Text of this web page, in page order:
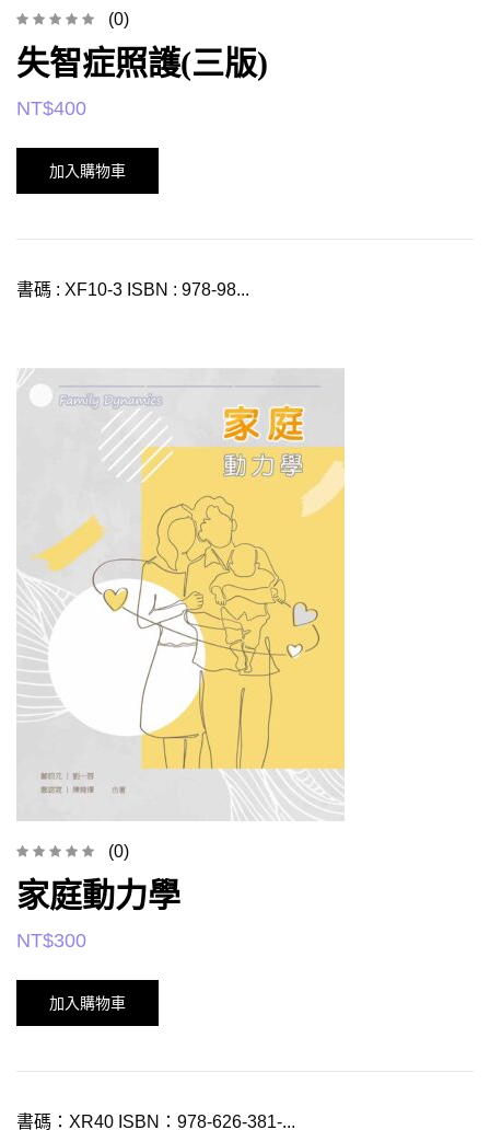
(0)
失智症照護(三版)
NT$400
加入購物車
書碼 : XF10-3 ISBN : 978-98...
(0)
家庭動力學
NT$300
加入購物車
書碼：XR40 ISBN：978-626-381-...